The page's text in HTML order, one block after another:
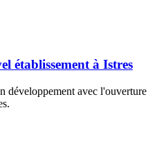
établissement à Istres
développement avec l'ouverture